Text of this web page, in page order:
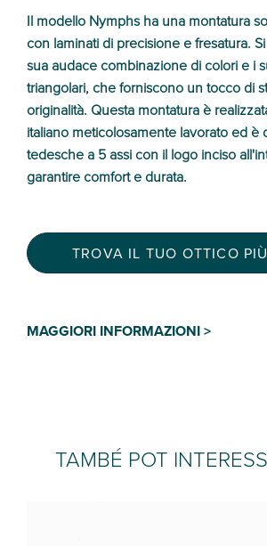
Il modello Nymphs ha una montatura
con laminati di precisione e fresatura.
sua audace combinazione di colori e i
triangolari, che forniscono un tocco di
originalità. Questa montatura è
italiano meticolosamente lavorato ed è
tedesche a 5 assi con il logo inciso
garantire comfort e durata.
TROVA IL TUO OTTICO
MAGGIORI INFORMAZIONI >
TAMBÉ POT